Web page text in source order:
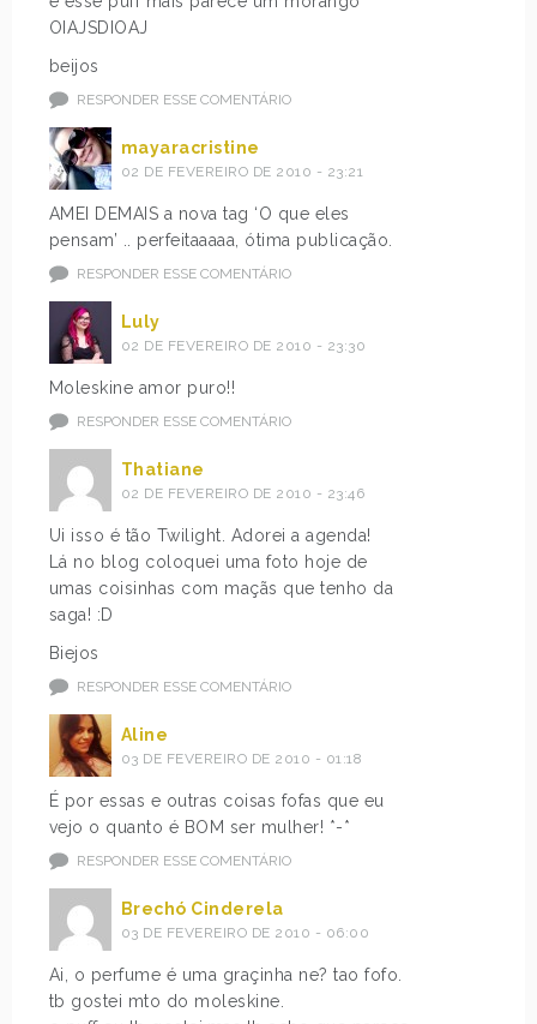
OIAJSDIOAJ
beijos
RESPONDER ESSE COMENTÁRIO
mayaracristine
02 DE FEVEREIRO DE 2010 - 23:21
AMEI DEMAIS a nova tag ‘O que eles
pensam’ .. perfeitaaaaa, ótima publicação.
RESPONDER ESSE COMENTÁRIO
Luly
02 DE FEVEREIRO DE 2010 - 23:30
Moleskine amor puro!!
RESPONDER ESSE COMENTÁRIO
Thatiane
02 DE FEVEREIRO DE 2010 - 23:46
Ui isso é tão Twilight. Adorei a agenda!
Lá no blog coloquei uma foto hoje de
umas coisinhas com maçãs que tenho da
saga! :D
Biejos
RESPONDER ESSE COMENTÁRIO
Aline
03 DE FEVEREIRO DE 2010 - 01:18
É por essas e outras coisas fofas que eu
vejo o quanto é BOM ser mulher! *-*
RESPONDER ESSE COMENTÁRIO
Brechó Cinderela
03 DE FEVEREIRO DE 2010 - 06:00
Ai, o perfume é uma graçinha ne? tao fofo.
tb gostei mto do moleskine.